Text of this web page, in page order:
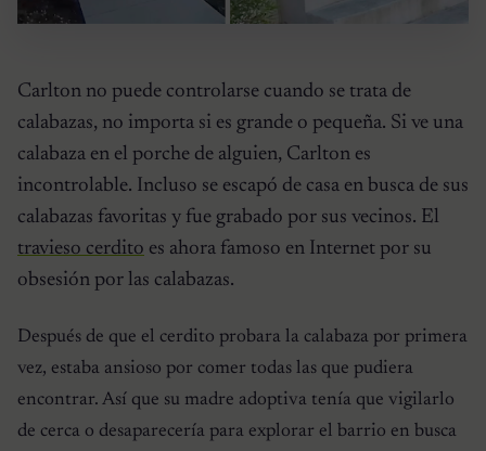
Carlton no puede controlarse cuando se trata de
calabazas, no importa si es grande o pequeña. Si ve una
calabaza en el porche de alguien, Carlton es
incontrolable. Incluso se escapó de casa en busca de sus
calabazas favoritas y fue grabado por sus vecinos. El
travieso cerdito es ahora famoso en Internet por su
obsesión por las calabazas.
Después de que el cerdito probara la calabaza por primera
vez, estaba ansioso por comer todas las que pudiera
encontrar. Así que su madre adoptiva tenía que vigilarlo
de cerca o desaparecería para explorar el barrio en busca